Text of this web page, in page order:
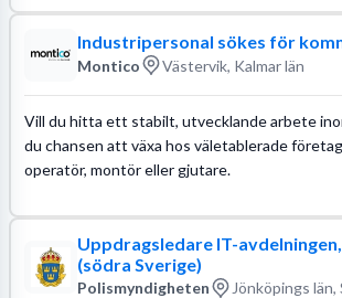
Industripersonal sökes för
Montico Västervik, Kalmar län
Vill du hitta ett stabilt, utvecklande arbete
du chansen att växa hos väletablerade
operatör, montör eller gjutare.
Uppdragsledare IT-
(södra Sverige)
Polismyndigheten Jönköpings län,